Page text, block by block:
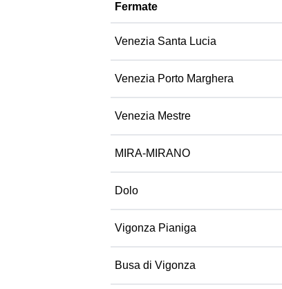
Fermate
Venezia Santa Lucia
Venezia Porto Marghera
Venezia Mestre
MIRA-MIRANO
Dolo
Vigonza Pianiga
Busa di Vigonza